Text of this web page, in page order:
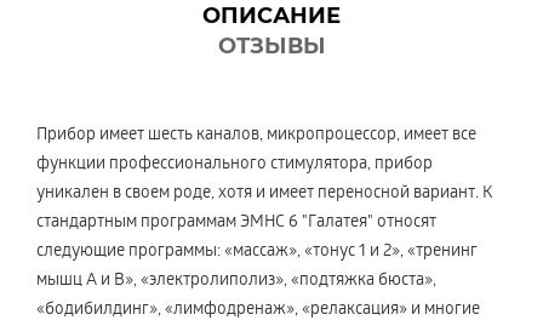
ОПИСАНИЕ
ОТЗЫВЫ
Прибор имеет шесть каналов, микропроцессор, имеет все
функции профессионального стимулятора, прибор
уникален в своем роде, хотя и имеет переносной вариант. К
стандартным программам ЭМНС 6 "Галатея" относят
следующие программы: «массаж», «тонус 1 и 2», «тренинг
мышц А и В», «электролиполиз», «подтяжка бюста»,
«бодибилдинг», «лимфодренаж», «релаксация» и многие